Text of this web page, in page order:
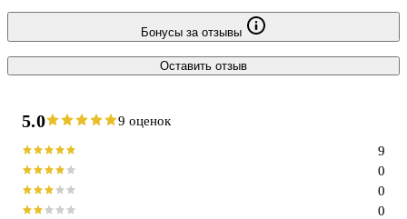
Бонусы за отзывы
Оставить отзыв
5.0 9 оценок
0
0
0
9